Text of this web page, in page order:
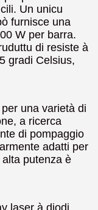
Un unicu
furnisce una
W per barra.
di resiste à
gradi Celsius,
una varietà di
a ricerca
di pompaggio
adatti per
putenza è
laser à diodi